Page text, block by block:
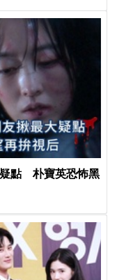
疑點 朴寶英恐怖黑